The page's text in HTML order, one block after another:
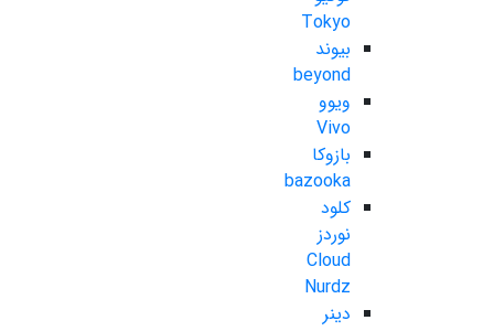
Tokyo
بیوند
beyond
ویوو
Vivo
بازوکا
bazooka
کلود
نوردز
Cloud
Nurdz
دینر